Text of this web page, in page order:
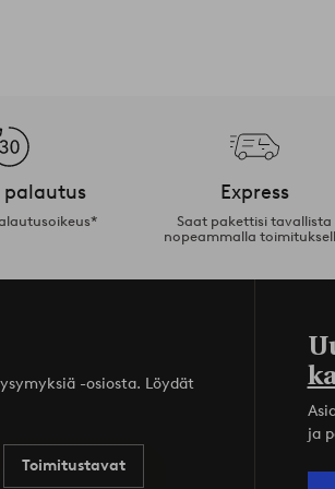
palautus Express
Saat pakettisi tavallista
nopeammalla
-osiosta. Löydät
Toimitustavat
ja